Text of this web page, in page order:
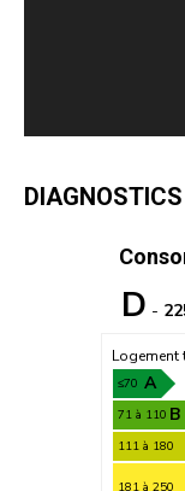
DIAGNOSTICS
D -
Logement
≤70 A
71 à 110 B
111 à 180